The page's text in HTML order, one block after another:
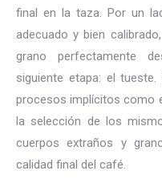
final en la taza. Por un
adecuado y bien
grano perfectamente
siguiente etapa: el
procesos implícitos como
la selección de los
cuerpos extraños y
calidad final del café.